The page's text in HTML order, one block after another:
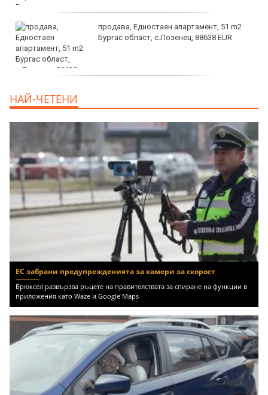
продава, Едностаен апартамент, 51 m2
Бургас област, с.Лозенец, 88638 EUR
EUR
НАЙ-ЧЕТЕНИ
ЕС забрани предупрежденията за камери за скорост
Брюксел развързва ръцете на правителствата за спиране на функции в
приложения като Waze и Google Maps